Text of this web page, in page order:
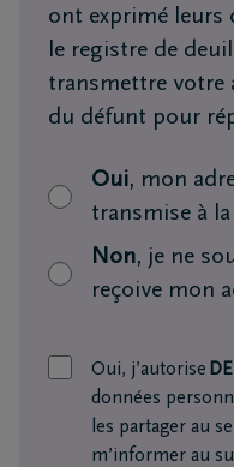
ont exprimé leurs
le registre de
transmettre votre
du défunt pour
Oui, mon
transmise à
Non, je ne
reçoive mon
Oui, j’autorise
données
les partager au
m’informer au